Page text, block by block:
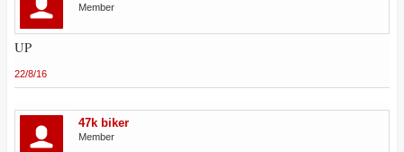
Member
UP
22/8/16
47k biker
Member